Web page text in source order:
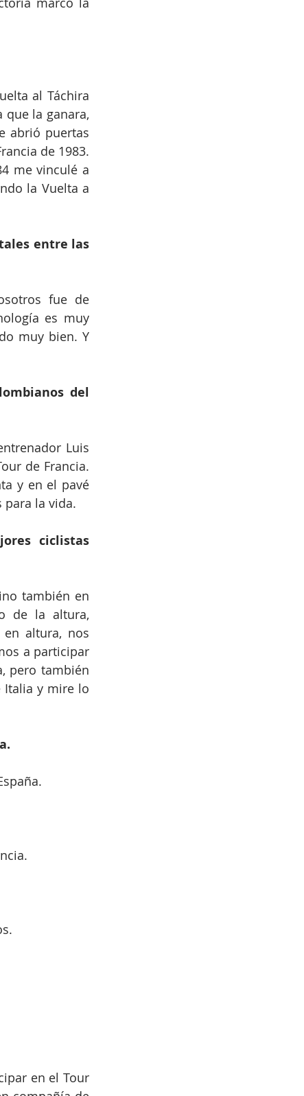
al Táchira
que la ganara,
abrió puertas
de 1983.
me vinculé a
la Vuelta a
entre las
fue de
es muy
muy bien. Y
del
Luis
de Francia.
y en el pavé
la vida.
ciclistas
también en
de la altura,
en altura, nos
a participar
pero también
Italia y mire lo
en el Tour